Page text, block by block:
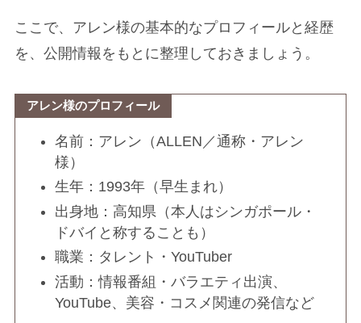
ここで、アレン様の基本的なプロフィールと経歴
を、公開情報をもとに整理しておきましょう。
アレン様のプロフィール
名前：アレン（ALLEN／通称・アレン
様）
生年：1993年（早生まれ）
出身地：高知県（本人はシンガポール・
ドバイと称することも）
職業：タレント・YouTuber
活動：情報番組・バラエティ出演、
YouTube、美容・コスメ関連の発信など